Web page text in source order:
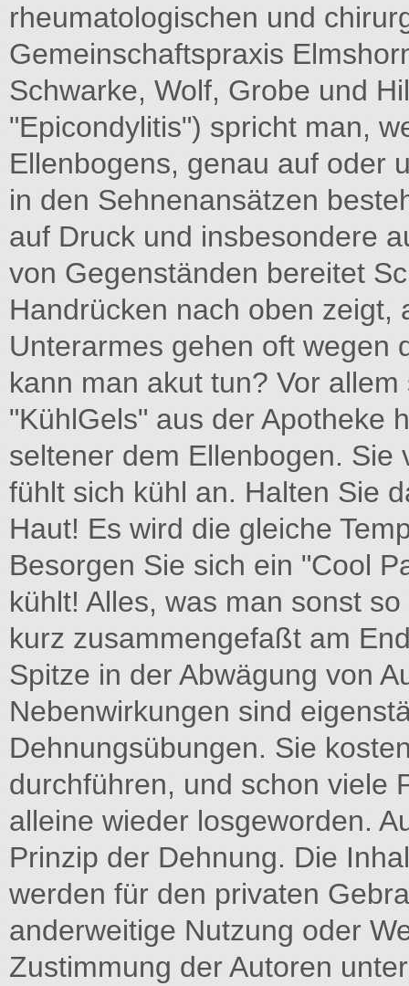
rheumatologischen und
Gemeinschaftspraxis
Schwarke, Wolf, Grobe und
"Epicondylitis") spricht man,
Ellenbogens, genau auf oder
in den Sehnenansätzen
auf Druck und insbesondere
von Gegenständen bereitet
Handrücken nach oben zeigt,
Unterarmes gehen oft wegen
kann man akut tun? Vor
"KühlGels" aus der Apotheke
seltener dem Ellenbogen.
fühlt sich kühl an. Halten Sie
Haut! Es wird die gleiche
Besorgen Sie sich ein "Cool
kühlt! Alles, was man sonst
kurz zusammengefaßt am
Spitze in der Abwägung von
Nebenwirkungen sind
Dehnungsübungen. Sie
durchführen, und schon viele
alleine wieder losgeworden.
Prinzip der Dehnung. Die
werden für den privaten
anderweitige Nutzung oder
Zustimmung der Autoren